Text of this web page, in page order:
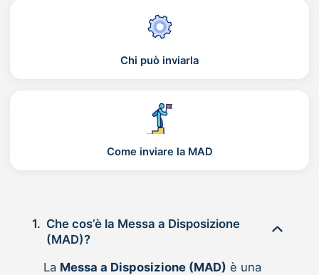
Chi può inviarla
Come inviare la MAD
1. Che cos’è la Messa a Disposizione
(MAD)?
La Messa a Disposizione (MAD) è una